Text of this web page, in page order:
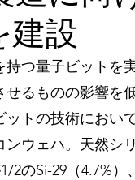
建設
つ量子ビットを
るものの影響を
トの技術におい
ウェハ。天然シ
2のSi-29（4.7%